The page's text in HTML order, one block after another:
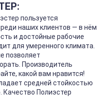
пользуется
наших клиентов — в нём
и достойные рабочие
для умеренного климата.
позволяет
Производитель
какой вам нравится!
средней стойкостью
Качество Полиэстер